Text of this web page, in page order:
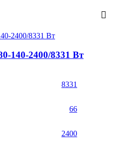
140-2400/8331 Вт
8331
66
2400